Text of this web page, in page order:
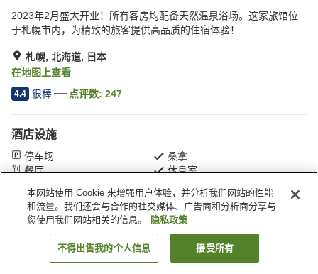
2023年2月盛大开业！所有客房均配备天然温泉浴场。这家旅馆位
于札幌市内，为精致的旅客提供高品质的住宿体验！
札幌, 北海道, 日本
在地图上查看
4.4 很棒 点评数: 247
酒店设施
停车场
桑拿
餐厅
休息室
首页 日本 北海道 札幌 定山溪 汤乐草庵（共立度假村）
搜索客房
本网站使用 Cookie 来增强用户体验，并分析我们网站的性能
和流量。我们还会与合作的社交媒体、广告商和分析商分享与
您使用我们网站相关的信息。
隐私政策
不得出售我的个人信息 接受所有